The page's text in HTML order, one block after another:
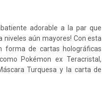
adorable a la par que
niveles aún mayores! Con esta
forma de cartas holográficas
Pokémon ex Teracristal,
Turquesa y la carta de